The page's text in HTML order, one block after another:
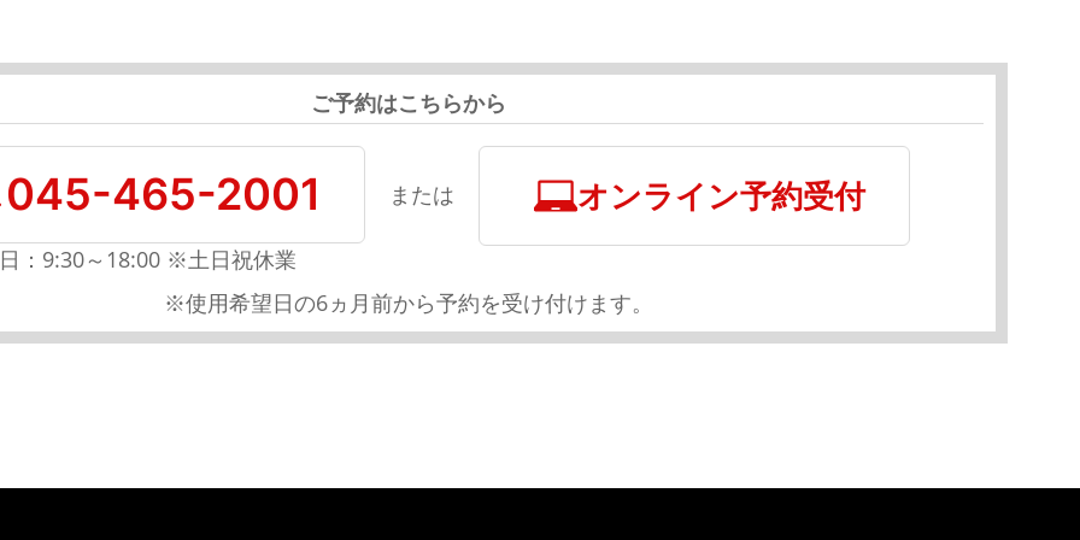
ご予約はこちらから
045-465-2001
：9:30～18:00 ※土日祝休業
または オンライン予約受付
※使用希望日の6ヵ月前から予約を受け付けます。